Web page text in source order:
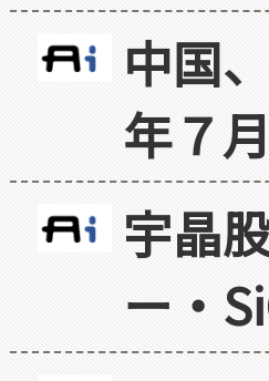
中国
年７
宇晶
ー・